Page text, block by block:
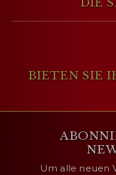
DIE
BIETEN SIE
Um alle neuen